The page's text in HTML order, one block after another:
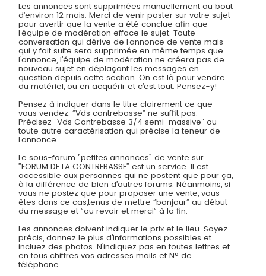
Les annonces sont supprimées manuellement au bout
d’environ 12 mois. Merci de venir poster sur votre sujet
pour avertir que la vente a été conclue afin que
l’équipe de modération efface le sujet. Toute
conversation qui dérive de l’annonce de vente mais
qui y fait suite sera supprimée en même temps que
l’annonce, l’équipe de modération ne créera pas de
nouveau sujet en déplaçant les messages en
question depuis cette section. On est là pour vendre
du matériel, ou en acquérir et c’est tout. Pensez-y!
Pensez à indiquer dans le titre clairement ce que
vous vendez. ”Vds contrebasse” ne suffit pas.
Précisez ”Vds Contrebasse 3/4 semi-massive” ou
toute autre caractérisation qui précise la teneur de
l’annonce.
Le sous-forum ”petites annonces” de vente sur
”FORUM DE LA CONTREBASSE” est un service. Il est
accessible aux personnes qui ne postent que pour ça,
à la différence de bien d’autres forums. Néanmoins, si
vous ne postez que pour proposer une vente, vous
êtes dans ce cas,tenus de mettre ”bonjour” au début
du message et ”au revoir et merci” à la fin.
Les annonces doivent indiquer le prix et le lieu. Soyez
précis, donnez le plus d’informations possibles et
incluez des photos. N’indiquez pas en toutes lettres et
en tous chiffres vos adresses mails et N° de
téléphone.